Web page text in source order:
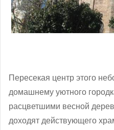
Пересекая центр этого
домашнему уютного
расцветшими весной
доходят действующего